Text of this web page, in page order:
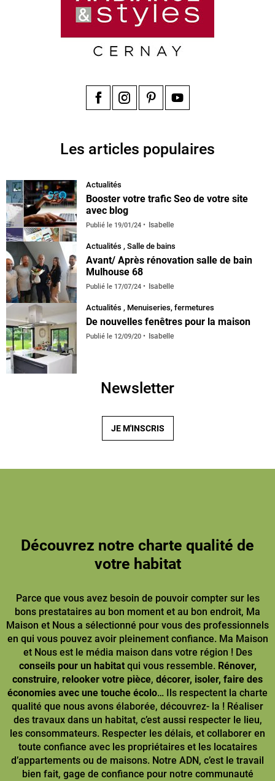
Les articles populaires
Actualités
Booster votre trafic Seo de votre site
avec blog
Publié le 19/01/24 Isabelle
Actualités , Salle de bains
Avant/ Après rénovation salle de bain
Mulhouse 68
Publié le 17/07/24 Isabelle
Actualités , Menuiseries, fermetures
De nouvelles fenêtres pour la maison
Publié le 12/09/20 Isabelle
Newsletter
JE M'INSCRIS
Découvrez notre charte qualité de
votre habitat
Parce que vous avez besoin de pouvoir compter sur les
bons prestataires au bon moment et au bon endroit, Ma
Maison et Nous a sélectionné pour vous des professionnels
en qui vous pouvez avoir pleinement confiance. Ma Maison
et Nous est le média maison dans votre région ! Des
conseils pour un habitatqui vous ressemble. Rénover,
construire, relooker votre pièce, décorer, isoler, faire des
économies avec une touche écolo… Ils respectent la charte
qualité que nous avons élaborée, découvrez- la ! Réaliser
des travaux dans un habitat, c’est aussi respecter le lieu,
les consommateurs. Respecter les délais, et collaborer en
toute confiance avec les propriétaires et les locataires
d’appartements ou de maisons. Notre ADN, c’est le travail
bien fait, gage de confiance pour notre communauté